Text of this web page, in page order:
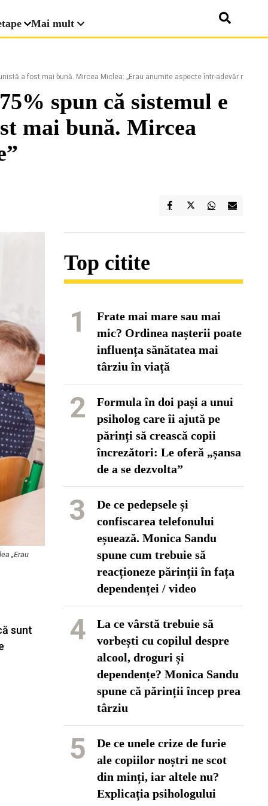
Mai mult
a fost mai bună. Mircea Miclea: „Erau anumite aspecte într-adevăr mai
spun că sistemul e
mai bună. Mircea
„Erau
sunt
Top citite
1
Frate mai mare sau mai
mic? Ordinea nașterii poate
influența sănătatea mai
târziu în viață
2
Formula în doi pași a unui
psiholog care îi ajută pe
părinți să crească copii
încrezători: Le oferă „șansa
de a se dezvolta”
3
De ce pedepsele și
confiscarea telefonului
eșuează. Monica Sandu
spune cum trebuie să
reacționeze părinții în fața
dependenței / video
4
La ce vârstă trebuie să
vorbești cu copilul despre
alcool, droguri și
dependențe? Monica Sandu
spune că părinții încep prea
târziu
5
De ce unele crize de furie
ale copiilor noștri ne scot
din minți, iar altele nu?
Explicația psihologului